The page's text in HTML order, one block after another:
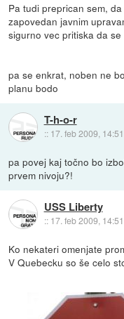
Pa tudi preprican sem,
zapovedan javnim
sigurno vec pritiska da
pa se enkrat, noben ne
planu bodo
T-h-o-r
:: 17. feb 2009, 14:51
pa povej kaj točno bo
prvem nivoju?!
USS Liberty
:: 17. feb 2009, 14:51
Ko nekateri omenjate
V Quebecku so še celo